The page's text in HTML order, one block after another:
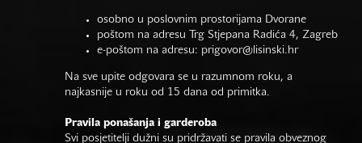
osobno u poslovnim prostorijama Dvorane
poštom na adresu Trg Stjepana Radića 4, Zagreb
e-poštom na adresu: prigovor@lisinski.hr
Na sve upite odgovara se u razumnom roku, a
najkasnije u roku od 15 dana od primitka.
Pravila ponašanja i garderoba
Svi posjetitelji dužni su pridržavati se pravila obveznog